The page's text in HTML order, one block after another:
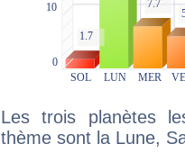
Les trois planètes
thème sont la Lune,